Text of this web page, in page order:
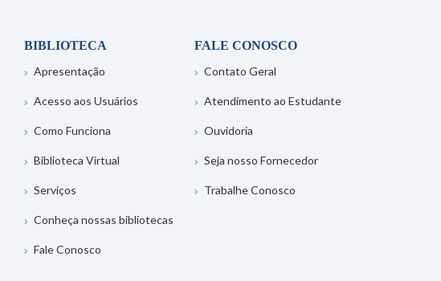
BIBLIOTECA
Apresentação
Acesso aos Usuários
Como Funciona
Biblioteca Virtual
Serviços
Conheça nossas bibliotecas
Fale Conosco
FALE CONOSCO
Contato Geral
Atendimento ao Estudante
Ouvidoria
Seja nosso Fornecedor
Trabalhe Conosco